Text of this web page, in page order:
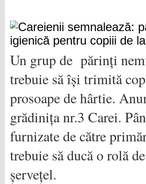
Un grup de părinți
trebuie să își trimită
prosoape de hârtie.
grădinița nr.3 Carei.
furnizate de către
trebuie să ducă o rolă
șervețel.